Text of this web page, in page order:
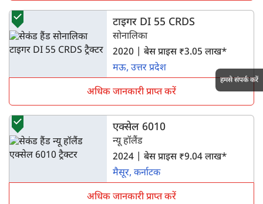
टाइगर DI 55 CRDS
सोनालिका
2020 | बेस प्राइस ₹3.05 लाख*
मऊ, उत्तर प्रदेश
अधिक जानकारी प्राप्त करें
एक्सेल 6010
न्यू हॉलैंड
2024 | बेस प्राइस ₹9.04 लाख*
मैसूर, कर्नाटक
अधिक जानकारी प्राप्त करें
हमसे संपर्क करें